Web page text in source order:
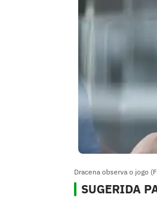
Dracena observa o jogo
SUGERIDA